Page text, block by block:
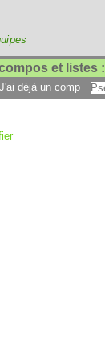
et listes :
J'ai déjà un compte :